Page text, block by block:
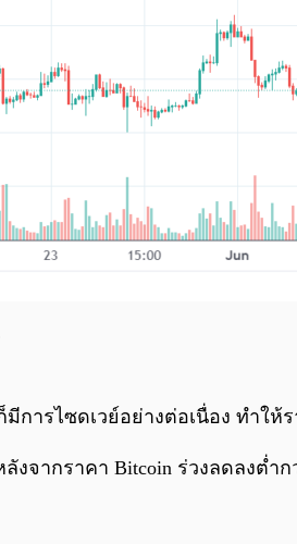
การไซดเวย์อย่างต่อเนื่อง ทำใ
จากราคา Bitcoin ร่วงลดลงต่ำ